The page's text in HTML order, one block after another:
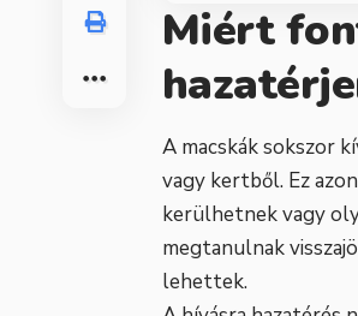
Miért
A macskák sokszor
vagy kertből. Ez
kerülhetnek vagy
megtanulnak
lehettek.